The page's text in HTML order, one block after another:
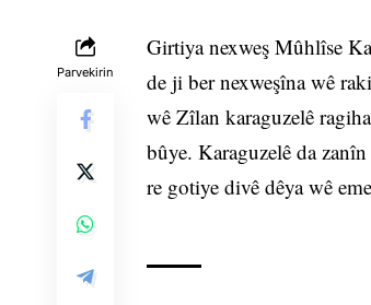
Parvekirin
Girtiya nexweş Mûhlîse
de ji ber nexweşîna wê
wê Zîlan karaguzelê
bûye. Karaguzelê da
re gotiye divê dêya wê